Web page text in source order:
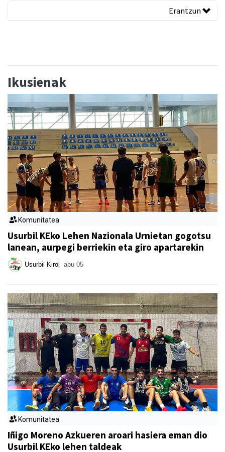
Erantzun
Ikusienak
Komunitatea
Usurbil KEko Lehen Nazionala Urnietan gogotsu
lanean, aurpegi berriekin eta giro apartarekin
Usurbil Kirol abu 05
Komunitatea
Iñigo Moreno Azkueren aroari hasiera eman dio
Usurbil KEko lehen taldeak